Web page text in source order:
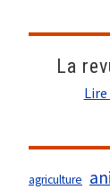
La
agriculture